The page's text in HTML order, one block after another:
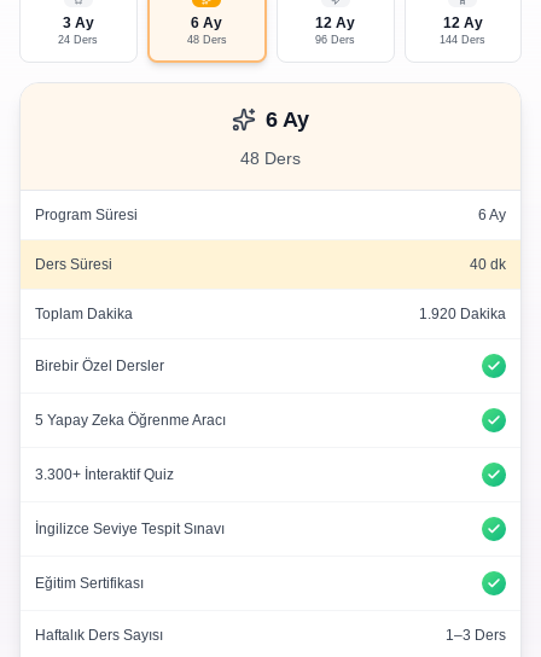
3 Ay
24 Ders
6 Ay
48 Ders
12 Ay
96 Ders
12 Ay
144 Ders
6 Ay
48 Ders
Program Süresi 6 Ay
Ders Süresi 40 dk
Toplam Dakika 1.920 Dakika
Birebir Özel Dersler
5 Yapay Zeka Öğrenme Aracı
3.300+ İnteraktif Quiz
İngilizce Seviye Tespit Sınavı
Eğitim Sertifikası
Haftalık Ders Sayısı 1–3 Ders